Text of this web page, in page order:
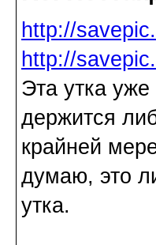
http://
http://
Эта утка
держится
крайней
думаю, это
утка.